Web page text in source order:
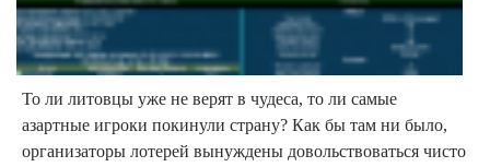
То ли литовцы уже не верят в чудеса, то ли самые
азартные игроки покинули страну? Как бы там ни было,
организаторы лотерей вынуждены довольствоваться чисто